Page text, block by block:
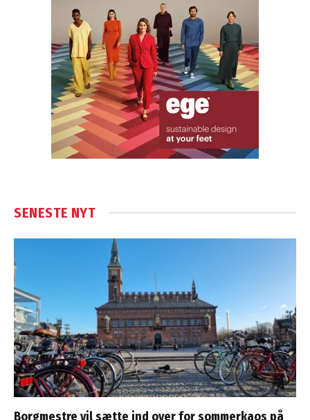
SENESTE NYT
Borgmestre vil sætte ind over for sommerkaos på